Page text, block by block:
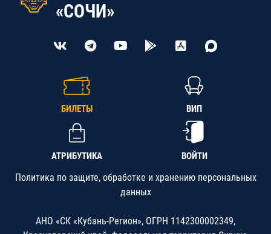
«СОЧИ»
БИЛЕТЫ ВИП
АТРИБУТИКА ВОЙТИ
Политика по защите, обработке и хранению персональных
данных
АНО «СК «Кубань-Регион», ОГРН 1142300002349,